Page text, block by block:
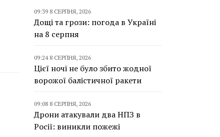
09:39 8 СЕРПНЯ, 2026
Дощі та грози: погода в Україні
на 8 серпня
09:24 8 СЕРПНЯ, 2026
Цієї ночі не було збито жодної
ворожої балістичної ракети
09:08 8 СЕРПНЯ, 2026
Дрони атакували два НПЗ в
Росії: виникли пожежі